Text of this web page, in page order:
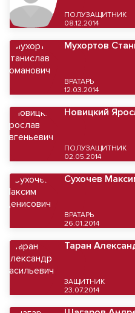
ПОЛУЗАЩИТНИК
08.12.2014
Мухортов
ВРАТАРЬ
12.03.2014
Новицкий
ПОЛУЗАЩИТНИК
02.05.2014
Сухочев
ВРАТАРЬ
26.01.2014
Таран
ЗАЩИТНИК
23.07.2014